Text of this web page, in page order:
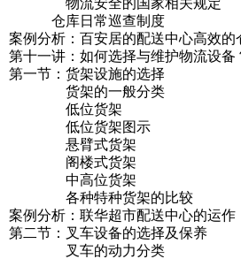
物流安全的国家相关规定
仓库日常巡查制度
案例分析：百安居的配送中心高效的
第十一讲：如何选择与维护物流设备
第一节：货架设施的选择
货架的一般分类
低位货架
低位货架图示
悬臂式货架
阁楼式货架
中高位货架
各种特种货架的比较
案例分析：联华超市配送中心的运作
第二节：叉车设备的选择及保养
叉车的动力分类